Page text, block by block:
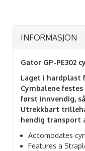
INFORMASJON
Gator GP-PE302
Laget i hardplast
Cymbalene
først innvendig,
Utrekkbart
hendig transport
Accomodates
Features a